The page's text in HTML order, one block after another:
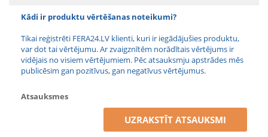
Kādi ir produktu vērtēšanas noteikumi?
Tikai reģistrēti FERA24.LV klienti, kuri ir iegādājušies produktu,
var dot tai vērtējumu. Ar zvaigznītēm norādītais vērtējums ir
vidējais no visiem vērtējumiem. Pēc atsauksmju apstrādes mēs
publicēsim gan pozitīvus, gan negatīvus vērtējumus.
Atsauksmes
UZRAKSTĪT ATSAUKSMI